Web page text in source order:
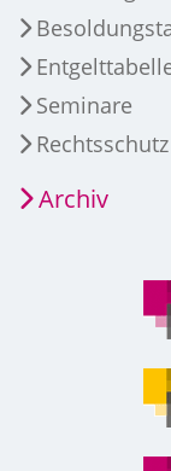
Seminare
Rechtsschutz
Archiv